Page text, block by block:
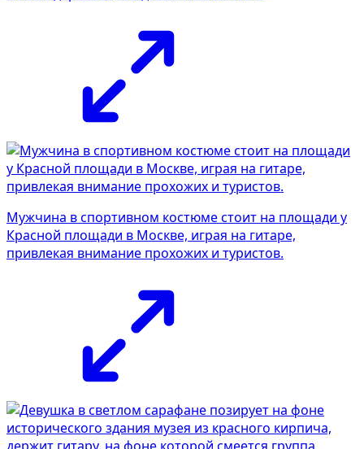
Мужчина в спортивном костюме стоит на площади у
Красной площади в Москве, играя на гитаре,
привлекая внимание прохожих и туристов.